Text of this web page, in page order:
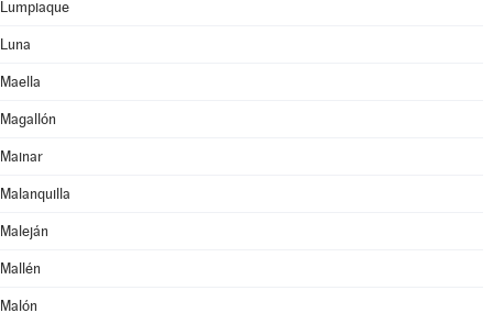
Lumpiaque
Luna
Maella
Magallón
Mainar
Malanquilla
Maleján
Mallén
Malón